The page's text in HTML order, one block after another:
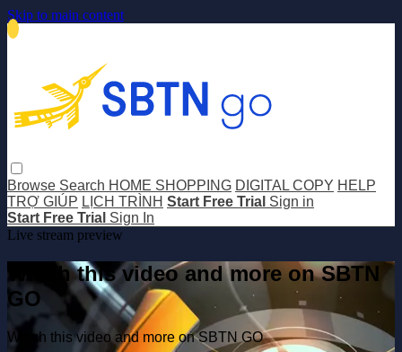
Skip to main content
Browse Search HOME SHOPPING DIGITAL COPY HELP
TRỢ GIÚP LỊCH TRÌNH Start Free Trial Sign in
Start Free Trial Sign In
Live stream preview
Watch this video and more on SBTN
GO
Watch this video and more on SBTN GO